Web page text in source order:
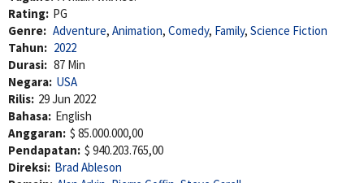
Rating: PG
Genre: Adventure, Animation, Comedy, Family, Science Fiction
Tahun: 2022
Durasi: 87 Min
Negara: USA
Rilis: 29 Jun 2022
Bahasa: English
Anggaran: $ 85.000.000,00
Pendapatan: $ 940.203.765,00
Direksi: Brad Ableson